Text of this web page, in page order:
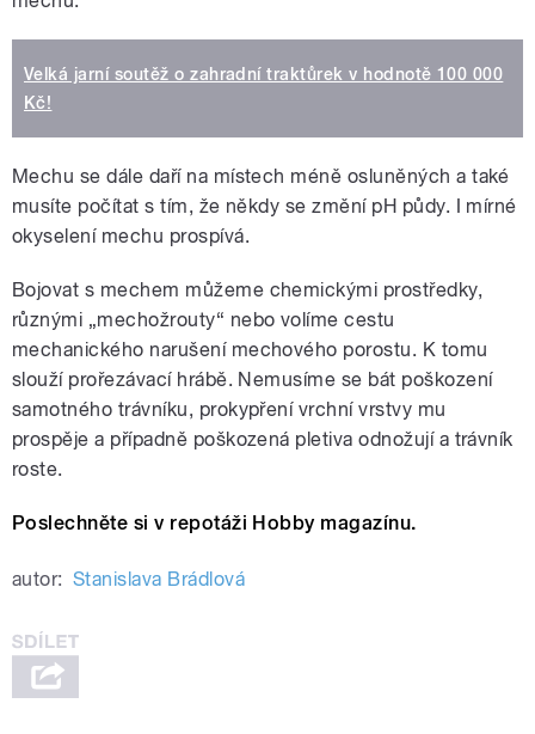
Velká jarní soutěž o zahradní traktůrek v hodnotě 100 000
Kč!
Mechu se dále daří na místech méně osluněných a také
musíte počítat s tím, že někdy se změní pH půdy. I mírné
okyselení mechu prospívá.
Bojovat s mechem můžeme chemickými prostředky,
různými „mechožrouty“ nebo volíme cestu
mechanického narušení mechového porostu. K tomu
slouží prořezávací hrábě. Nemusíme se bát poškození
samotného trávníku, prokypření vrchní vrstvy mu
prospěje a případně poškozená pletiva odnožují a trávník
roste.
Poslechněte si v repotáži Hobby magazínu.
autor: Stanislava Brádlová